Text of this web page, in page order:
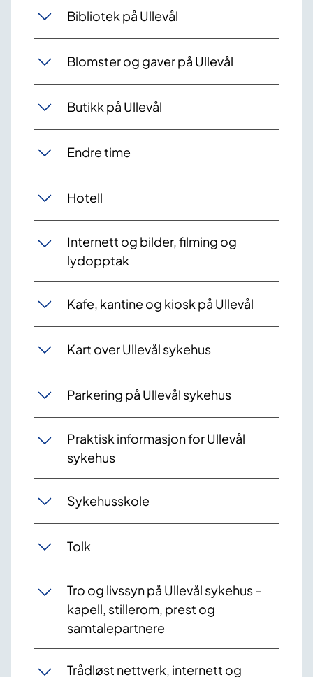
Bibliotek på Ullevål
Blomster og gaver på Ullevål
Butikk på Ullevål
Endre time
Hotell
Internett og bilder, filming og
lydopptak
Kafe, kantine og kiosk på Ullevål
Kart over Ullevål sykehus
Parkering på Ullevål sykehus
Praktisk informasjon for Ullevål
sykehus
Sykehusskole
Tolk
Tro og livssyn på Ullevål sykehus –
kapell, stillerom, prest og
samtalepartnere
Trådløst nettverk, internett og